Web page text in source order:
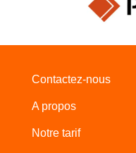
Contactez-nous
A propos
Notre tarif